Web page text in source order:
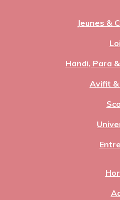
Jeunes &
Handi, Para
Avifit &